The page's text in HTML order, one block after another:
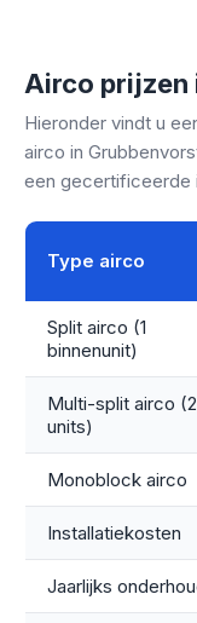
Airco prijzen
Hieronder vindt u
airco in
een gecertificeerde
Type airco
Split airco (1
binnenunit)
Multi-split airco
units)
Monoblock airco
Installatiekosten
Jaarlijks